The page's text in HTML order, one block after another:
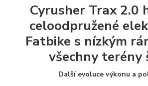
Cyrusher Trax 2.0
celoodpružené
Fatbike s nízkým
všechny terény
Další evoluce výkonu a